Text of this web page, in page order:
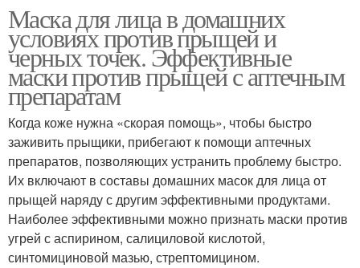
Маска для лица в домашних
условиях против прыщей и
черных точек. Эффективные
маски против прыщей с аптечным
препаратам
Когда коже нужна «скорая помощь», чтобы быстро
заживить прыщики, прибегают к помощи аптечных
препаратов, позволяющих устранить проблему быстро.
Их включают в составы домашних масок для лица от
прыщей наряду с другим эффективными продуктами.
Наиболее эффективными можно признать маски против
угрей с аспирином, салициловой кислотой,
синтомициновой мазью, стрептомицином.